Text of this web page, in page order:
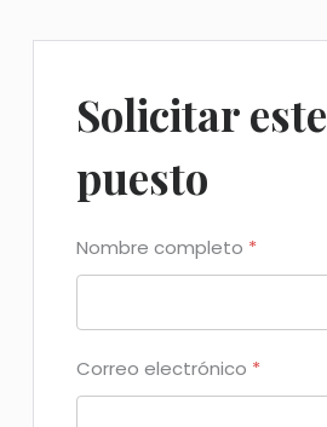
Solicitar este
puesto
Nombre completo *
Correo electrónico *